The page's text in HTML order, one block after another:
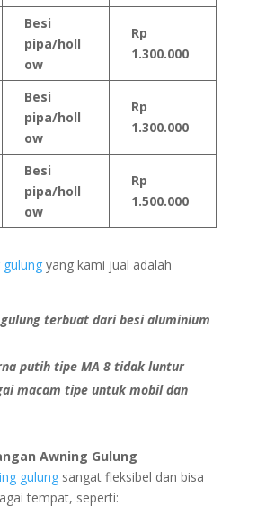
Besi
pipa/holl
ow
Rp
1.300.000
Besi
pipa/holl
ow
Rp
1.300.000
Besi
pipa/holl
ow
Rp
1.500.000
yang kami jual adalah
terbuat dari besi aluminium
putih tipe MA 8 tidak luntur
macam tipe untuk mobil dan
Awning Gulung
gulungsangat fleksibel dan bisa
tempat, seperti: